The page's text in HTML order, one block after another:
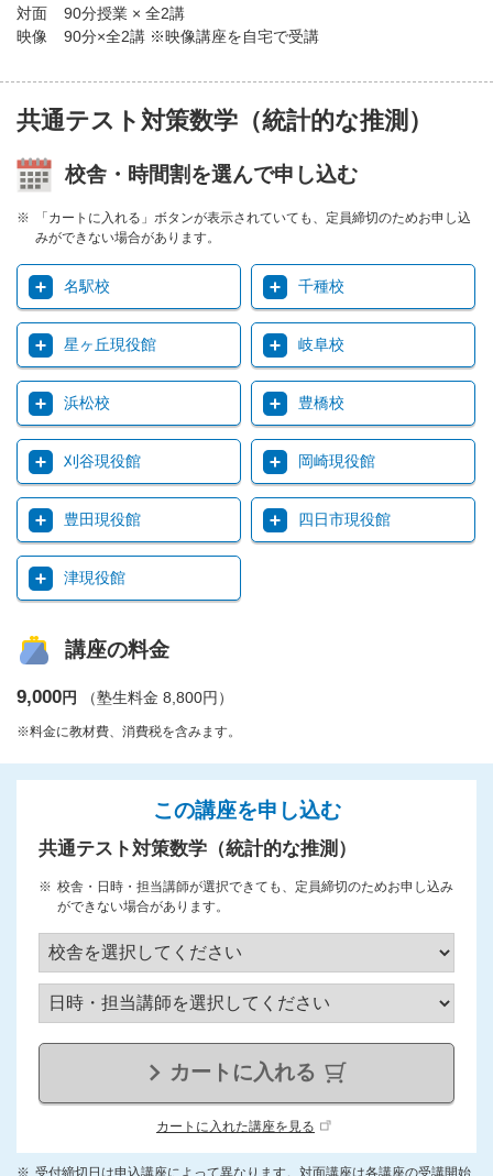
対面
90分授業 × 全2講
映像
90分×全2講 ※映像講座を自宅で受講
共通テスト対策数学（統計的な推測）
校舎・時間割を選んで申し込む
「カートに入れる」ボタンが表示されていても、定員締切のためお申し込
みができない場合があります。
名駅校 千種校
星ヶ丘現役館 岐阜校
浜松校 豊橋校
刈谷現役館 岡崎現役館
豊田現役館 四日市現役館
津現役館
講座の料金
9,000円 （塾生料金 8,800円）
※料金に教材費、消費税を含みます。
この講座を申し込む
共通テスト対策数学（統計的な推測）
校舎・日時・担当講師が選択できても、定員締切のためお申し込み
ができない場合があります。
カートに入れる
カートに入れた講座を見る
受付締切日は申込講座によって異なります。対面講座は各講座の受講開始